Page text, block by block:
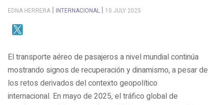
EDNA HERRERA INTERNACIONAL 10 JULY 2025
El transporte aéreo de pasajeros a nivel mundial continúa
mostrando signos de recuperación y dinamismo, a pesar de
los retos derivados del contexto geopolítico
internacional. En mayo de 2025, el tráfico global de